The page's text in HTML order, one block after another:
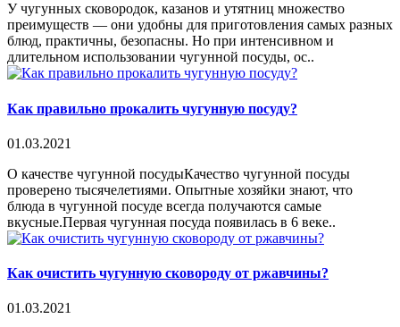
У чугунных сковородок, казанов и утятниц множество
преимуществ — они удобны для приготовления самых разных
блюд, практичны, безопасны. Но при интенсивном и
длительном использовании чугунной посуды, ос..
Как правильно прокалить чугунную посуду?
01.03.2021
О качестве чугунной посудыКачество чугунной посуды
проверено тысячелетиями. Опытные хозяйки знают, что
блюда в чугунной посуде всегда получаются самые
вкусные.Первая чугунная посуда появилась в 6 веке..
Как очистить чугунную сковороду от ржавчины?
01.03.2021